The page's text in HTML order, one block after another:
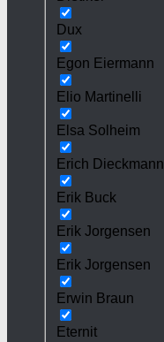
Dux
Egon Eiermann
Elio Martinelli
Elsa Solheim
Erich Dieckmann
Erik Buck
Erik Jorgensen
Erik Jorgensen
Erwin Braun
Eternit